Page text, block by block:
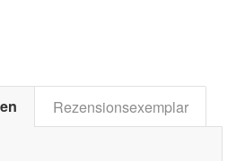
Rezensionsexemplar